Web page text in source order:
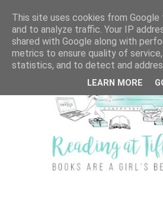
This site uses cookies from
and to analyze traffic. Your IP
shared with Google along with
metrics to ensure quality of
statistics, and to detect and
LEARN MORE